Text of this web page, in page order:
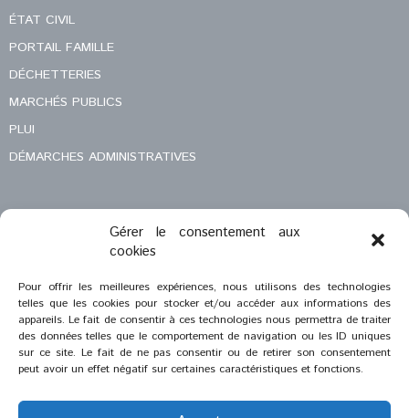
Gérer le consentement aux
cookies
Pour offrir les meilleures expériences, nous utilisons des technologies
telles que les cookies pour stocker et/ou accéder aux informations des
appareils. Le fait de consentir à ces technologies nous permettra de traiter
des données telles que le comportement de navigation ou les ID uniques
sur ce site. Le fait de ne pas consentir ou de retirer son consentement
peut avoir un effet négatif sur certaines caractéristiques et fonctions.
ÉTAT CIVIL
PORTAIL FAMILLE
DÉCHETTERIES
MARCHÉS PUBLICS
PLUI
DÉMARCHES ADMINISTRATIVES
MENTIONS LÉGALES